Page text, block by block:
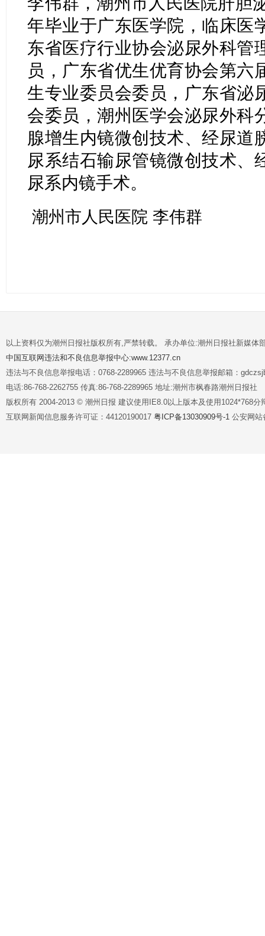
年毕业于广东医学院，临床医
东省医疗行业协会泌尿外科管
员，广东省优生优育协会第六
生专业委员会委员，广东省泌
会委员，潮州医学会泌尿外科
腺增生内镜微创技术、经尿道
尿系结石输尿管镜微创技术、
尿系内镜手术。
潮州市人民医院 李伟群
以上资料仅为潮州日报社版权所有,严禁转载。 承办单位:潮州日报社新媒体
中国互联网违法和不良信息举报中心:www.12377.cn
违法与不良信息举报电话：0768-2289965 违法与不良信息举报邮箱：
电话:86-768-2262755 传真:86-768-2289965 地址:潮州市枫春路潮州日报社
版权所有 2004-2013 © 潮州日报 建议使用IE8.0以上版本及使用1024*768分
互联网新闻信息服务许可证：44120190017 粤ICP备13030909号-1 公安网站